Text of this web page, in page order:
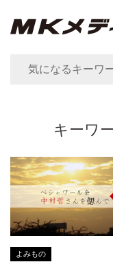
キーワ
よみもの